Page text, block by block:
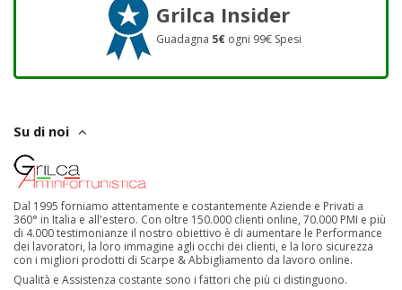
Grilca Insider
Guadagna 5€ ogni 99€ Spesi
Su di noi
Dal 1995 forniamo attentamente e costantemente Aziende e Privati a
360° in Italia e all'estero. Con oltre 150.000 clienti online, 70.000 PMI e più
di 4.000 testimonianze il nostro obiettivo è di aumentare le Performance
dei lavoratori, la loro immagine agli occhi dei clienti, e la loro sicurezza
con i migliori prodotti di Scarpe & Abbigliamento da lavoro online.
Qualità e Assistenza costante sono i fattori che più ci distinguono.